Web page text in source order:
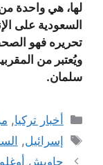
لها، هي واحدة من
السعودية على
تحريره فهو
ويُعتبر من
سلمان.
التصنيفات
أخبار تركيا,
الوسوم
إسرائيل,
جاويش